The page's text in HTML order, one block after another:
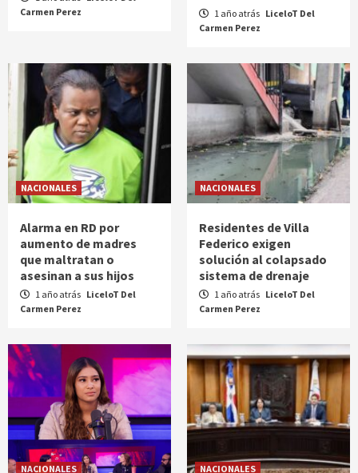
Carmen Perez
1 año atrás LiceloT Del
Carmen Perez
NACIONALES
Alarma en RD por
aumento de madres
que maltratan o
asesinan a sus hijos
1 año atrás LiceloT Del
Carmen Perez
NACIONALES
Residentes de Villa
Federico exigen
solución al colapsado
sistema de drenaje
1 año atrás LiceloT Del
Carmen Perez
NACIONALES NACIONALES